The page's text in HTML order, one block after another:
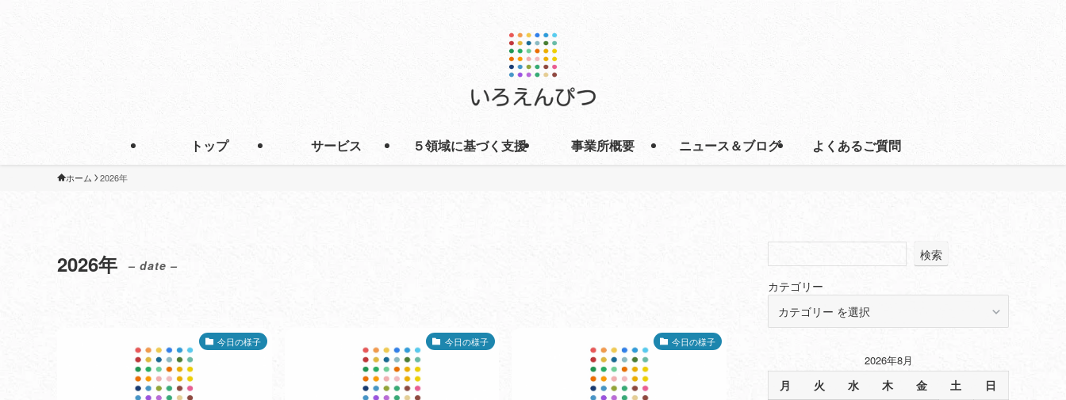
トップ サービス ５領域に基づく支援 事業所概要 ニュース＆ブログ よくあるご質問
ホーム 2026年
2026年 – date –
今日の様子 今日の様子 今日の様子
検索
カテゴリー
2026年8月
月 火 水 木 金 土 日